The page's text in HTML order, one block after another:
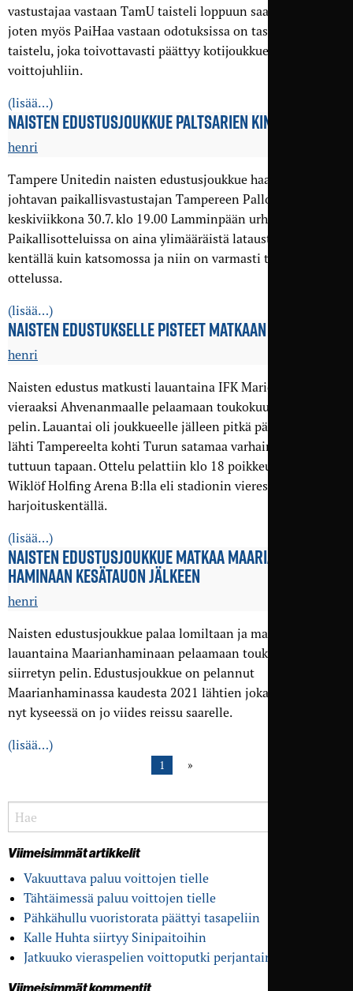
vastustajaa vastaan TamU taisteli loppuun saakka pisteistä,
joten myös PaiHaa vastaan odotuksissa on tasainen
taistelu, joka toivottavasti päättyy kotijoukkueen
voittojuhliin.
(lisää…)
NAISTEN EDUSTUS­JOUKKUE PALTSARIEN KIMPPUUN
henri
Tampere Unitedin naisten edustusjoukkue haastaa sarjaa
johtavan paikallisvastustajan Tampereen Pallo-Veikot
keskiviikkona 30.7. klo 19.00 Lamminpään urheilukentällä.
Paikallisotteluissa on aina ylimääräistä latausta niin
kentällä kuin katsomossa ja niin on varmasti tässäkin
ottelussa.
(lisää…)
NAISTEN EDUSTUKSELLE PISTEET MATKAAN SAARELTA
henri
Naisten edustus matkusti lauantaina IFK Mariehamnin
vieraaksi Ahvenanmaalle pelaamaan toukokuulta siirretyn
pelin. Lauantai oli joukkueelle jälleen pitkä päivä, sillä juna
lähti Tampereelta kohti Turun satamaa varhain aamulla
tuttuun tapaan. Ottelu pelattiin klo 18 poikkeuksellisesti
Wiklöf Holfing Arena B:lla eli stadionin vieressä olevalla
harjoituskentällä.
(lisää…)
NAISTEN EDUSTUSJOUKKUE MATKAA MAARIAN­
HAMINAAN KESÄTAUON JÄLKEEN
henri
Naisten edustusjoukkue palaa lomiltaan ja matkaa
lauantaina Maarianhaminaan pelaamaan toukokuulta
siirretyn pelin. Edustusjoukkue on pelannut
Maarianhaminassa kaudesta 2021 lähtien joka vuosi joten
nyt kyseessä on jo viides reissu saarelle.
(lisää…)
1
Viimeisimmät artikkelit
Vakuuttava paluu voittojen tielle
Tähtäimessä paluu voittojen tielle
Pähkähullu vuoristo­rata päättyi tasapeliin
Kalle Huhta siirtyy Sinipaitoihin
Jatkuuko vieras­pelien voitto­putki perjantaina?